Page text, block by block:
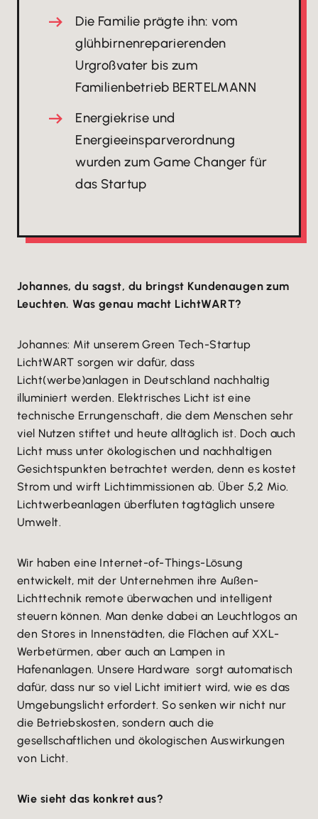
Die Familie prägte ihn: vom
glühbirnenreparierenden
Urgroßvater bis zum
Familienbetrieb BERTELMANN
Energiekrise und
Energieeinsparverordnung
wurden zum Game Changer für
das Startup
Johannes, du sagst, du bringst Kundenaugen zum
Leuchten. Was genau macht LichtWART?
Johannes: Mit unserem Green Tech-Startup
LichtWART sorgen wir dafür, dass
Licht(werbe)anlagen in Deutschland nachhaltig
illuminiert werden. Elektrisches Licht ist eine
technische Errungenschaft, die dem Menschen sehr
viel Nutzen stiftet und heute alltäglich ist. Doch auch
Licht muss unter ökologischen und nachhaltigen
Gesichtspunkten betrachtet werden, denn es kostet
Strom und wirft Lichtimmissionen ab. Über 5,2 Mio.
Lichtwerbeanlagen überfluten tagtäglich unsere
Umwelt.
Wir haben eine Internet-of-Things-Lösung
entwickelt, mit der Unternehmen ihre Außen-
Lichttechnik remote überwachen und intelligent
steuern können. Man denke dabei an Leuchtlogos an
den Stores in Innenstädten, die Flächen auf XXL-
Werbetürmen, aber auch an Lampen in
Hafenanlagen. Unsere Hardware sorgt automatisch
dafür, dass nur so viel Licht imitiert wird, wie es das
Umgebungslicht erfordert. So senken wir nicht nur
die Betriebskosten, sondern auch die
gesellschaftlichen und ökologischen Auswirkungen
von Licht.
Wie sieht das konkret aus?